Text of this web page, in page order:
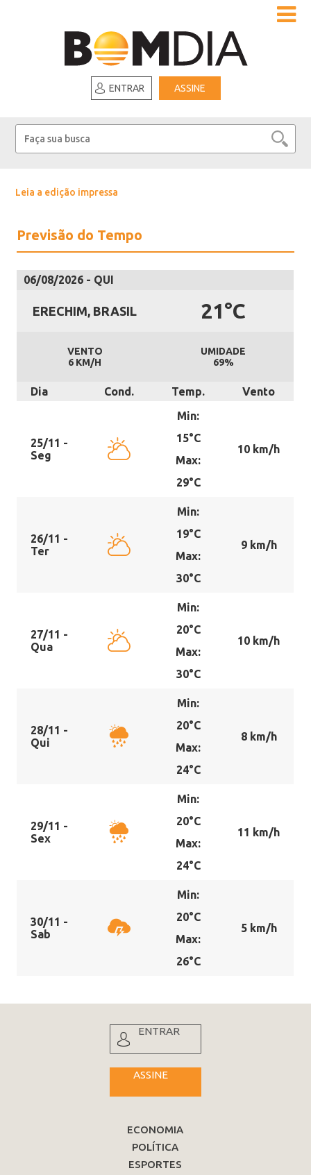
ENTRAR ASSINE
Leia a edição impressa
Previsão do Tempo
06/08/2026 - QUI
ERECHIM, BRASIL 21°C
VENTO
6 KM/H
UMIDADE
69%
Dia Cond. Temp. Vento
25/11 -
Seg
Min:
15°C
Max:
29°C
10 km/h
26/11 -
Ter
Min:
19°C
Max:
30°C
9 km/h
27/11 -
Qua
Min:
20°C
Max:
30°C
10 km/h
28/11 -
Qui
Min:
20°C
Max:
24°C
8 km/h
29/11 -
Sex
Min:
20°C
Max:
24°C
11 km/h
30/11 -
Sab
Min:
20°C
Max:
26°C
5 km/h
ENTRAR
ASSINE
ECONOMIA
POLÍTICA
ESPORTES